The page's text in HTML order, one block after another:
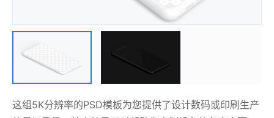
这组5K分辨率的PSD模板为您提供了设计数码或印刷生产